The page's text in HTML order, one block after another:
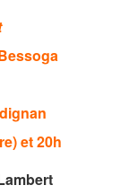
et 20h